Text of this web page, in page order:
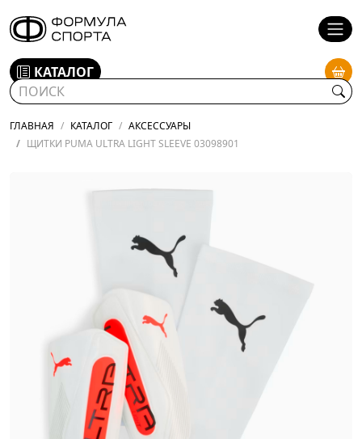
КАТАЛОГ
ГЛАВНАЯ КАТАЛОГ
АКСЕССУАРЫ
ЩИТКИ PUMA ULTRA LIGHT SLEEVE 03098901